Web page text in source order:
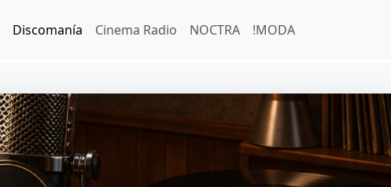
Discomanía Cinema Radio NOCTRA !MODA